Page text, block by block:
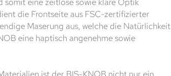
die Frontseite aus FSC-zertifizierter
Maserung aus, welche die Natürlichkeit
eine haptisch angenehme sowie